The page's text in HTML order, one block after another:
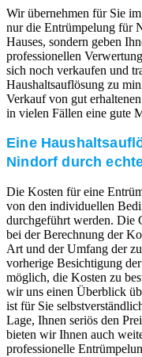
Wir übernehmen für Sie
nur die Entrümpelung für
Hauses, sondern geben
professionellen
sich noch verkaufen und
Haushaltsauflösung zu
Verkauf von gut
in vielen Fällen eine gute
Eine
Nindorf durch
Die Kosten für eine
von den individuellen
durchgeführt werden. Die
bei der Berechnung der
Art und der Umfang der
vorherige Besichtigung
möglich, die Kosten zu
wir uns einen Überblick
ist für Sie
Lage, Ihnen seriös den
bieten wir Ihnen auch
professionelle